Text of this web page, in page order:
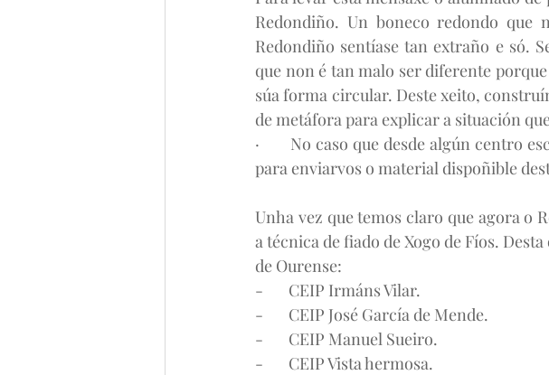
Redondiño. Un boneco redondo
Redondiño sentíase tan extraño e só.
que non é tan malo ser diferente
súa forma circular. Deste xeito,
de metáfora para explicar a situación
·       No caso que desde algún
para enviarvos o material dispoñible
Unha vez que temos claro que agora o
a técnica de fiado de Xogo de Fíos.
de Ourense:
-       CEIP Irmáns Vilar.
-       CEIP José García de Mende.
-       CEIP Manuel Sueiro.
-       CEIP Vista hermosa.